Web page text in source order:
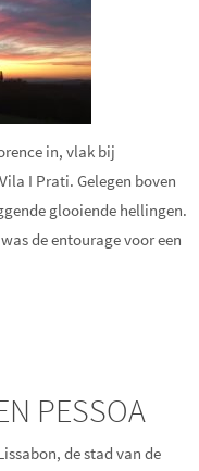
in, vlak bij
I Prati. Gelegen boven
glooiende hellingen.
de entourage voor een
PESSOA
de stad van de